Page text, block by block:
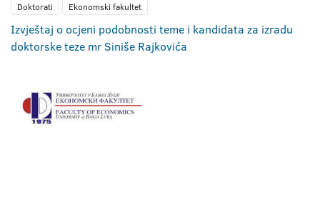
Doktorati Ekonomski fakultet
Izvještaj o ocjeni podobnosti teme i kandidata za izradu
doktorske teze mr Siniše Rajkovića